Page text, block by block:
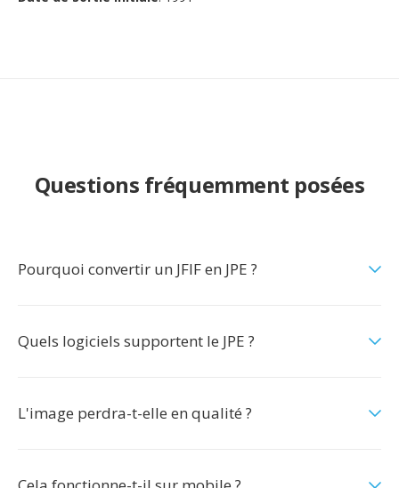
Questions fréquemment posées
Pourquoi convertir un JFIF en JPE ?
Quels logiciels supportent le JPE ?
L'image perdra-t-elle en qualité ?